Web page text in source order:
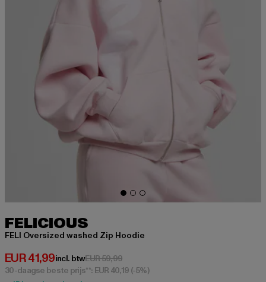
FELICIOUS
FELI Oversized washed Zip Hoodie
EUR 41,99
Huidige prijs: EUR 41,99
incl. btwEUR 59,99Actieprijs: EUR 59,99
30-daagse beste prijs**: EUR 40,19 (-5%)